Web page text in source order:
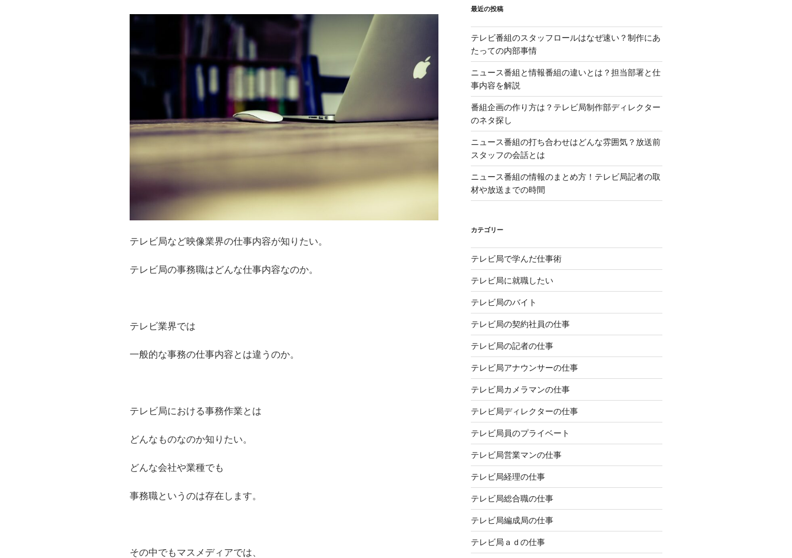
テレビ局など映像業界の仕事内容が知りたい。
テレビ局の事務職はどんな仕事内容なのか。
テレビ業界では
一般的な事務の仕事内容とは違うのか。
テレビ局における事務作業とは
どんなものなのか知りたい。
どんな会社や業種でも
事務職というのは存在します。
その中でもマスメディアでは、
最近の投稿
テレビ番組のスタッフロールはなぜ速い？制作にあ
たっての内部事情
ニュース番組と情報番組の違いとは？担当部署と仕
事内容を解説
番組企画の作り方は？テレビ局制作部ディレクター
のネタ探し
ニュース番組の打ち合わせはどんな雰囲気？放送前
スタッフの会話とは
ニュース番組の情報のまとめ方！テレビ局記者の取
材や放送までの時間
カテゴリー
テレビ局で学んだ仕事術
テレビ局に就職したい
テレビ局のバイト
テレビ局の契約社員の仕事
テレビ局の記者の仕事
テレビ局アナウンサーの仕事
テレビ局カメラマンの仕事
テレビ局ディレクターの仕事
テレビ局員のプライベート
テレビ局営業マンの仕事
テレビ局経理の仕事
テレビ局総合職の仕事
テレビ局編成局の仕事
テレビ局ａｄの仕事